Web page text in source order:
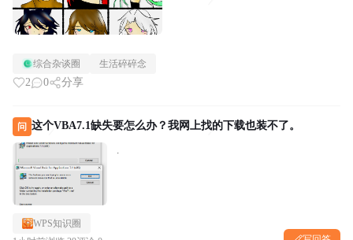
综合杂谈圈 生活碎碎念
2 0 分享
问 这个VBA7.1缺失要怎么办？我网上找的下载也装不了。
.
WPS知识圈